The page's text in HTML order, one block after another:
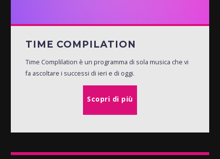
TIME COMPILATION
Time Complilation è un programma di sola musica che vi
fa ascoltare i successi di ieri e di oggi.
Scopri di più